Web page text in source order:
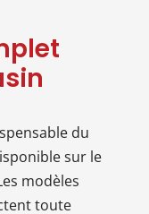
du
sur le
modèles
toute